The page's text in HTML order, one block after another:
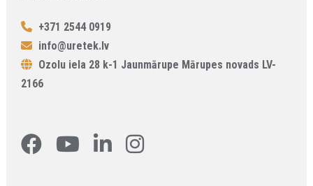
+371 2544 0919
info@uretek.lv
Ozolu iela 28 k-1 Jaunmārupe Mārupes novads LV-
2166